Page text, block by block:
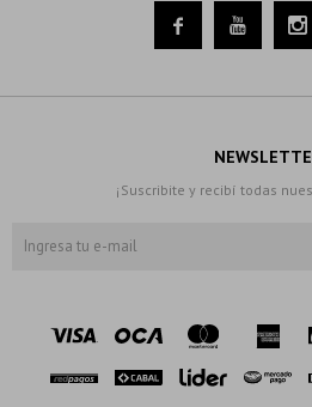
  
¡Suscribite y recibí todas